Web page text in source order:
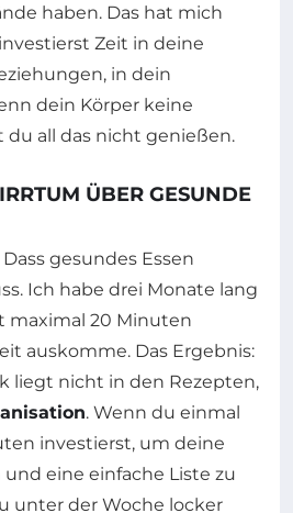
haben. Das hat mich
Zeit in deine
in dein
dein Körper keine
du all das nicht genießen.
ÜBER GESUNDE E
gesundes Essen
Ich habe drei Monate lang
maximal 20 Minuten
auskomme. Das Ergebnis:
liegt nicht in den Rezepten,
. Wenn du einmal
investierst, um deine
eine einfache Liste zu
unter der Woche locker